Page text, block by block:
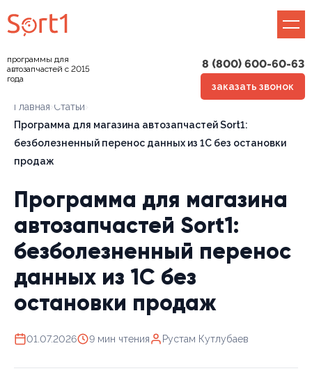
программы для
автозапчастей с 2015
года
8 (800) 600-60-63
заказать звонок
Главная Статьи
Программа для магазина автозапчастей Sort1:
безболезненный перенос данных из 1С без остановки
продаж
Программа для магазина
автозапчастей Sort1:
безболезненный перенос
данных из 1С без
остановки продаж
01.07.2026 9 мин чтения Рустам Кутлубаев